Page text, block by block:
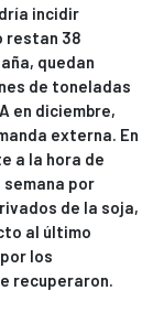
incidir
restan 38
quedan
de toneladas
en diciembre,
externa. En
a la hora de
por
de la soja,
al último
los
recuperaron.